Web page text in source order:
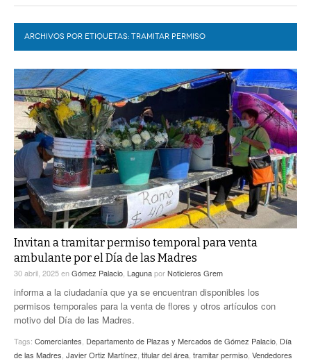
GÓMEZ PALACIO
LERDO
DURANGO
DEPORTES
EXA
EL EXACTO
EXA INFORMA
GLOBO
CONTEXTOS
TRAYECTO LAGUNA
A MEDIA MAÑANA
A TODA LEY
ENTRE LAGUNEROS
DIÁLOGOS CON LA HISTORIA
TWEETS AND BEATS
LA MEJOR 97.1 ESTÉREO GALLITO
ACTUALIDADES GREM
PULSO
LA MEJOR INFORMACIÓN
COLABORADORES
PC29
ACTUALIDADES GREM
ARCHIVOS POR ETIQUETAS: TRAMITAR PERMISO
Invitan a tramitar permiso temporal para venta
ambulante por el Día de las Madres
30 abril, 2025enGómez Palacio LagunaporNoticieros Grem
informa a la ciudadanía que ya se encuentran disponibles los
permisos temporales para la venta de flores y otros artículos con
motivo del Día de las Madres.
Tags: Comerciantes Departamento de Plazas y Mercados de Gómez Palacio Día
de las Madres Javier Ortiz Martínez titular del área tramitar permiso Vendedores